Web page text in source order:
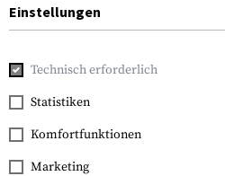
Home Waffen Langwaffen
FILTER
Einstellungen
Technisch erforderlich
Statistiken
Komfortfunktionen
Marketing